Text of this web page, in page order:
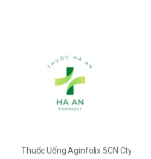
Thuốc Uống Aginfolix 5CN Cty